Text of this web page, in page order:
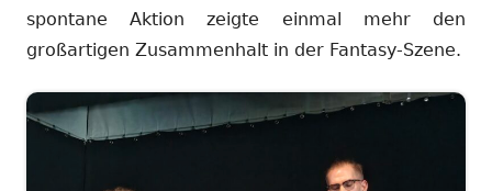
spontane Aktion zeigte einmal mehr den
großartigen Zusammenhalt in der Fantasy-Szene.